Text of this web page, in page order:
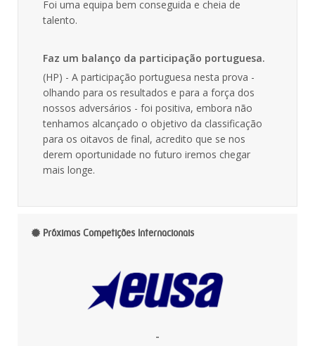
Foi uma equipa bem conseguida e cheia de
talento.
Faz um balanço da participação portuguesa.
(HP) - A participação portuguesa nesta prova -
olhando para os resultados e para a força dos
nossos adversários - foi positiva, embora não
tenhamos alcançado o objetivo da classificação
para os oitavos de final, acredito que se nos
derem oportunidade no futuro iremos chegar
mais longe.
Próximas Competições Internacionais
-